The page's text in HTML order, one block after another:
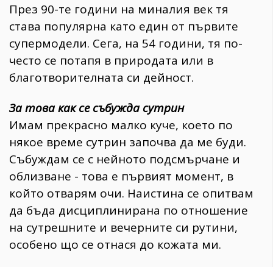
През 90-те години на миналия век тя
става популярна като един от първите
супермодели. Сега, на 54 години, тя по-
често се потапя в природата или в
благотворителната си дейност.
За това как се събужда сутрин
Имам прекрасно малко куче, което по
някое време сутрин започва да ме буди.
Събуждам се с нейното подсмърчане и
облизване - това е първият момент, в
който отварям очи. Наистина се опитвам
да бъда дисциплинирана по отношение
на сутрешните и вечерните си рутини,
особено що се отнася до кожата ми.